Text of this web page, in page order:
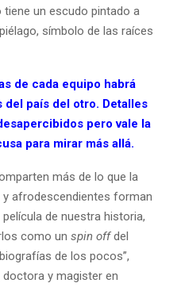
tiene un escudo pintado a
símbolo de las raíces
de cada equipo habrá
país del otro. Detalles
pero vale la
para mirar más allá.
más de lo que la
afrodescendientes forman
de nuestra historia,
como un spin offdel
de los pocos”,
y magister en